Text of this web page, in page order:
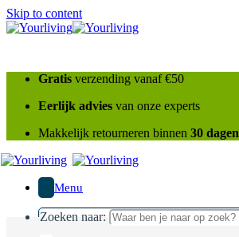
Skip to content
Gratis verzending vanaf €50
Eerlijk advies van onze experts
Makkelijk retourneren binnen 30 dagen
Menu
Zoeken naar: